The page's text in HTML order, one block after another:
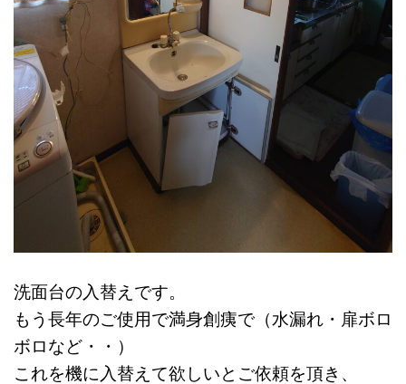
洗面台の入替えです。
もう長年のご使用で満身創痍で（水漏れ・扉ボロ
ボロなど・・）
これを機に入替えて欲しいとご依頼を頂き、